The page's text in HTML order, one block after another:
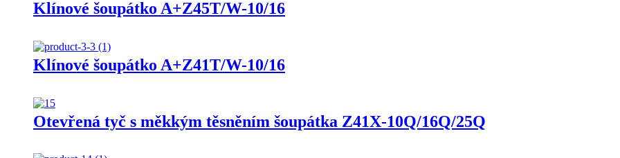
Klínové šoupátko A+Z45T/W-10/16
Klínové šoupátko A+Z41T/W-10/16
Otevřená tyč s měkkým těsněním šoupátka Z41X-10Q/16Q/25Q